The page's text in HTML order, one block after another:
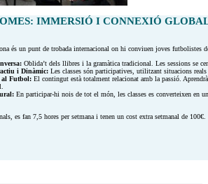
IMMERSIÓ I CONNEXIÓ
és un punt de trobada internacional on hi conviuen joves futbolistes
Oblida’t dels llibres i la gramàtica tradicional. Les sessions se
i Dinàmic: Les classes són participatives, utilitzant situacions
al Futbol: El contingut està totalment relacionat amb la passió.
En participar-hi nois de tot el món, les classes es converteixen en
es fan 7,5 hores per setmana i tenen un cost extra setmanal de 100€.